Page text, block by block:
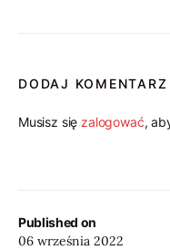
Published on
06 września 2022
DODAJ KOMENTARZ
Musisz się zalogować,